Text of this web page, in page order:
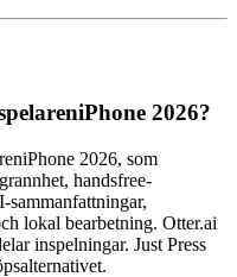
2026?
2026, som
handsfree-
lokal bearbetning. Otter.ai
inspelningar. Just Press